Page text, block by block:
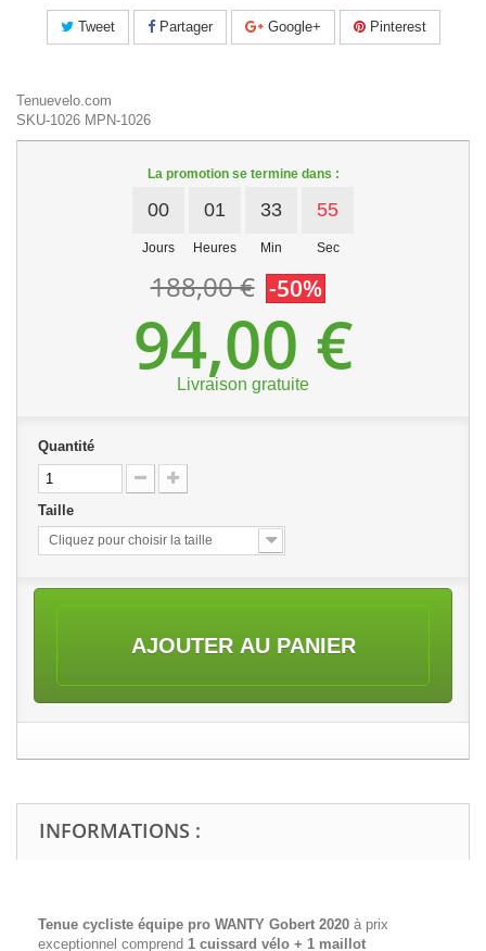
Tweet Partager Google+ Pinterest
Tenuevelo.com
SKU-1026 MPN-1026
La promotion se termine dans :
00
Jours
01
Heures
33
Min
54
Sec
188,00 € -50%
94,00 €
Livraison gratuite
Quantité
Taille
Cliquez pour choisir la taille
AJOUTER AU PANIER
INFORMATIONS :
Tenue cycliste équipe pro WANTY Gobert 2020 à prix
exceptionnel comprend 1 cuissard vélo + 1 maillot